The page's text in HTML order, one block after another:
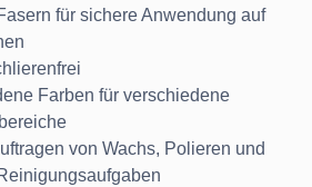
für sichere Anwendung auf
Farben für verschiedene
von Wachs, Polieren und